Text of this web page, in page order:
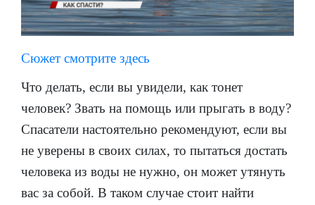
Сюжет смотрите здесь
Что делать, если вы увидели, как тонет
человек? Звать на помощь или прыгать в воду?
Спасатели настоятельно рекомендуют, если вы
не уверены в своих силах, то пытаться достать
человека из воды не нужно, он может утянуть
вас за собой. В таком случае стоит найти